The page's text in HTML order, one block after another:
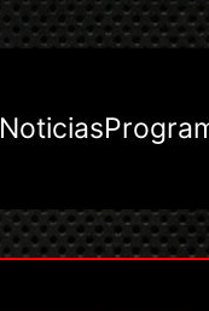
Noticias